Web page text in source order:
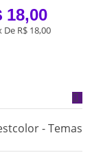
18,00
De R$ 18,00
- Temas